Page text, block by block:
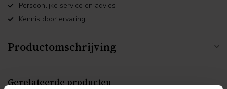
Persoonlijke service en advies
Kennis door ervaring
Productomschrijving
Gerelateerde producten